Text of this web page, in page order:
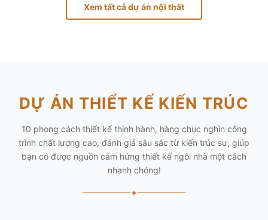
Xem tất cả dự án nội thất
DỰ ÁN THIẾT KẾ KIẾN TRÚC
10 phong cách thiết kế thịnh hành, hàng chục nghìn công
trình chất lượng cao, đánh giá sâu sắc từ kiến trúc sư, giúp
bạn có được nguồn cảm hứng thiết kế ngôi nhà một cách
nhanh chóng!
✦